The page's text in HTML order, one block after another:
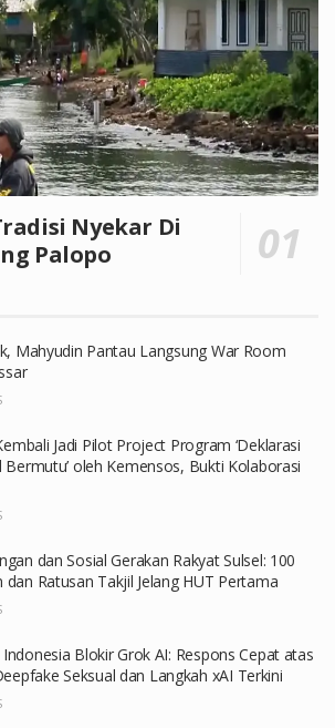
Nyekar Di
Palopo
Mahyudin Pantau Langsung War Room
Jadi Pilot Project Program ‘Deklarasi
Bermutu’ oleh Kemensos, Bukti Kolaborasi
dan Sosial Gerakan Rakyat Sulsel: 100
dan Ratusan Takjil Jelang HUT Pertama
Blokir Grok AI: Respons Cepat atas
Seksual dan Langkah xAI Terkini